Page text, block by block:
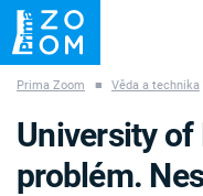
ZÁHADY VETŘELCI
Prima Zoom ■ Věda a technika
University of
problém.